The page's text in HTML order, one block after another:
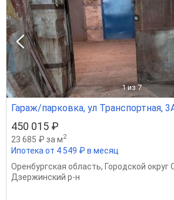
1 из 7
Гараж/парковка, ул Транспортная,
450 015 ₽
23 685 ₽ за м2
Ипотека от 4 549 ₽ в месяц
Оренбургская область, Городской округ
Дзержинский р-н